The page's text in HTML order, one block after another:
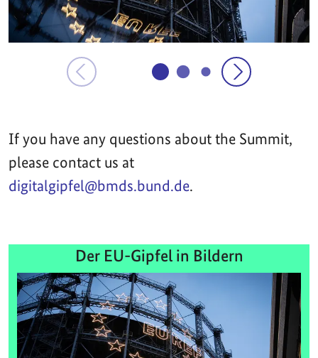
If you have any questions about the Summit,
please contact us at
digitalgipfel@bmds.bund.de.
Der EU-Gipfel in Bildern